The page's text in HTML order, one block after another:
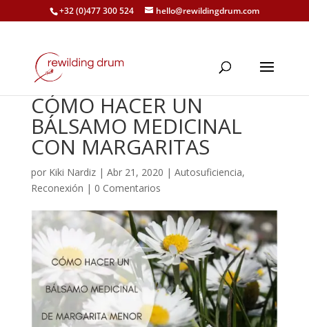
+32 (0)477 300 524 hello@rewildingdrum.com
CÓMO HACER UN
BÁLSAMO MEDICINAL
CON MARGARITAS
por Kiki Nardiz| Abr 21, 2020 | Autosuficiencia,
Reconexión | 0 Comentarios